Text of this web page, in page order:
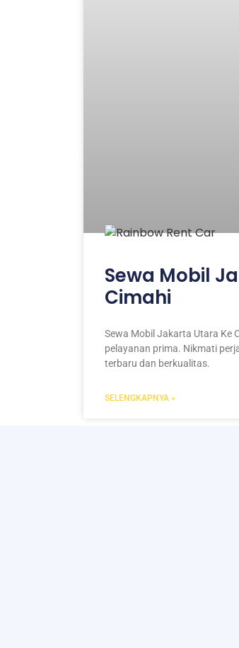
Sewa Mobil
Cimahi
Sewa Mobil Jakarta Utara Ke
pelayanan prima. Nikmati
terbaru dan berkualitas.
SELENGKAPNYA »